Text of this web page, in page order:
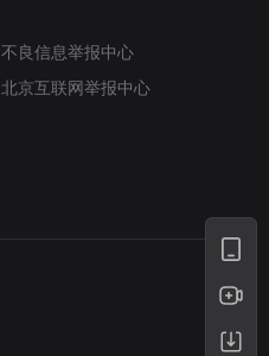
不良信息举报中心
北京互联网举报中心